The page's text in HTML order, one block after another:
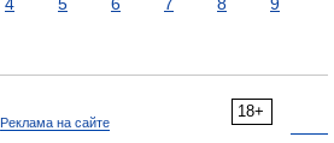
18+
Реклама на сайте